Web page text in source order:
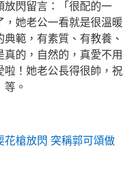
放閃留言：「很配的一
，她老公一看就是很溫暖
範，有素質、有教養、
的，自然的，真愛不用
啦！她老公長得很帥，祝
。
花槍放閃 突稱郭可頌做